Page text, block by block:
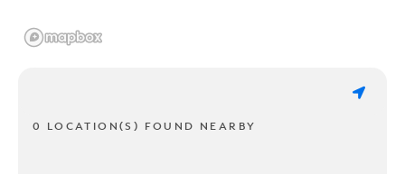
0 LOCATION(S) FOUND NEARBY